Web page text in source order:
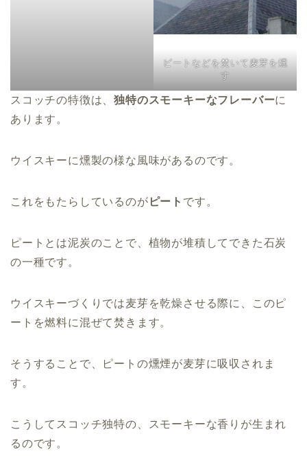
ピートなどを焚いて麦芽を燻
す
スコッチの特徴は、独特のスモーキーなフレーバーに
あります。
ウイスキーに燻製の様な風味があるのです。
これをもたらしているのが ピート です。
ピートとは泥炭のことで、植物が堆積してできた石炭
の一種です。
ウイスキーづくりでは麦芽を乾燥させる際に、このピ
ートを燃料に混ぜて焚きます。
そうすることで、ピートの燻煙が麦芽に吸収されま
す。
こうしてスコッチ独特の、スモーキーな香りが生まれ
るのです。